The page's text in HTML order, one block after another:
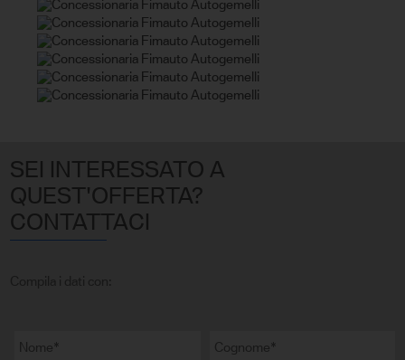
SEI INTERESSATO A
QUEST'OFFERTA?
CONTATTACI